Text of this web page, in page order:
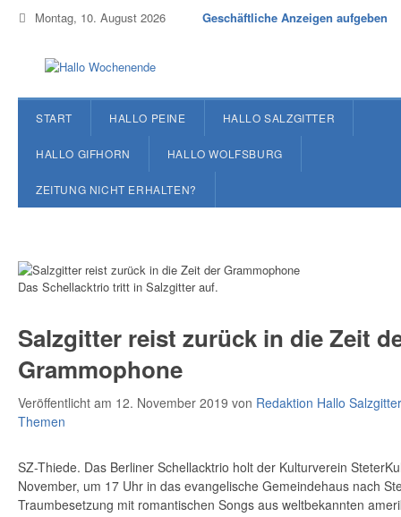
Montag, 10. August 2026 Geschäftliche Anzeigen aufgeben
START HALLO PEINE HALLO SALZGITTER
HALLO GIFHORN HALLO WOLFSBURG
ZEITUNG NICHT ERHALTEN?
Das Schellacktrio tritt in Salzgitter auf.
Salzgitter reist zurück in die Zeit
Grammophone
Veröffentlicht am 12. November 2019 von Redaktion Hallo Salzgitter
Themen
SZ-Thiede. Das Berliner Schellacktrio holt der Kulturverein
November, um 17 Uhr in das evangelische Gemeindehaus nach
Traumbesetzung mit romantischen Songs aus weltbekannten